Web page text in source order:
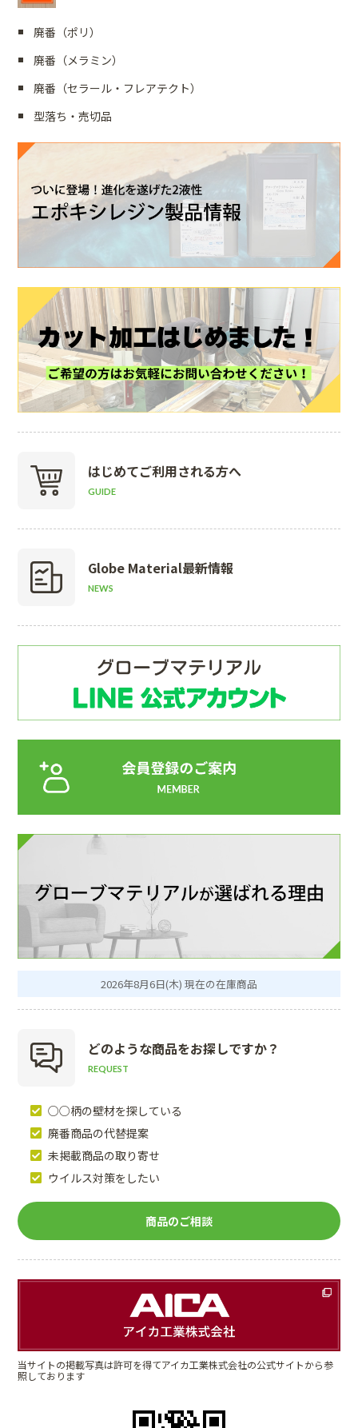
廃番（ポリ）
廃番（メラミン）
廃番（セラール・フレアテクト）
型落ち・売切品
はじめてご利用される方へ
GUIDE
Globe Material最新情報
NEWS
2026年8月6日(木) 現在の在庫商品
どのような商品をお探しですか？
REQUEST
○○柄の壁材を探している
廃番商品の代替提案
未掲載商品の取り寄せ
ウイルス対策をしたい
商品のご相談
当サイトの掲載写真は許可を得てアイカ工業株式会社の公式サイトから参
照しております